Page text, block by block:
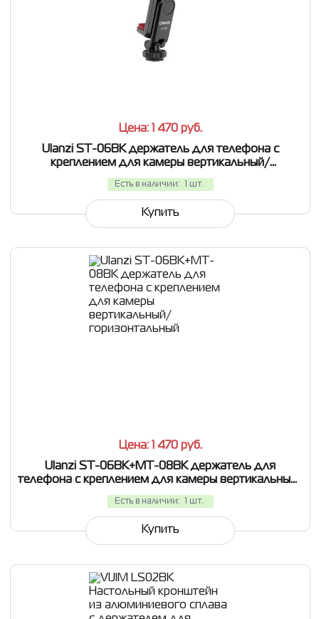
Цена: 1 470 руб.
Ulanzi ST-06BK держатель для телефона с
креплением для камеры вертикальный/
горизонтальный
Есть в наличии: 1 шт.
Купить
Цена: 1 470 руб.
Ulanzi ST-06BK+MT-08BK держатель для
телефона с креплением для камеры вертикальный/
горизонтальный
Есть в наличии: 1 шт.
Купить